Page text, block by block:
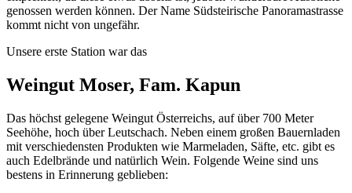
genossen werden können. Der Name Südsteirische Panoramastrasse
kommt nicht von ungefähr.
Unsere erste Station war das
Weingut Moser, Fam. Kapun
Das höchst gelegene Weingut Österreichs, auf über 700 Meter
Seehöhe, hoch über Leutschach. Neben einem großen Bauernladen
mit verschiedensten Produkten wie Marmeladen, Säfte, etc. gibt es
auch Edelbrände und natürlich Wein. Folgende Weine sind uns
bestens in Erinnerung geblieben: